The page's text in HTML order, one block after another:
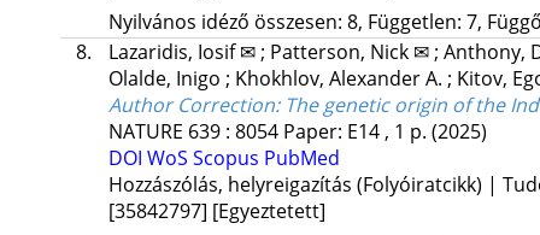
Nyilvános idéző összesen: 8, Független: 7,
8.
Lazaridis, Iosif ✉ ; Patterson, Nick ✉ ; Anthony,
Olalde, Inigo ; Khokhlov, Alexander A. ; Kitov,
Author Correction: The genetic origin of the
NATURE 639: 8054 Paper: E14 , 1 p. (2025)
DOI WoS Scopus PubMed
Hozzászólás, helyreigazítás (Folyóiratcikk) |
[35842797] [Egyeztetett]